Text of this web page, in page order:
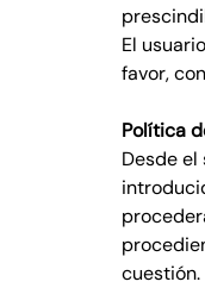
El
favor,
Política
Desde
cuestión.